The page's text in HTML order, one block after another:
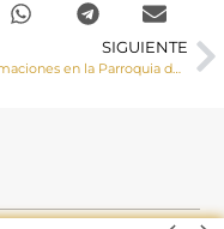
SIGUIENTE
Confirmaciones en la Parroquia de Ntra. Sra. de la Paz (Cuenca)